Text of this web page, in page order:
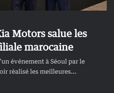
Motors salue les
marocaine
événement à Séoul par le
réalisé les meilleures…